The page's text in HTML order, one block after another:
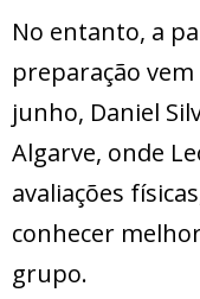
No entanto, a
preparação vem
junho, Daniel
Algarve, onde
avaliações
conhecer
grupo.